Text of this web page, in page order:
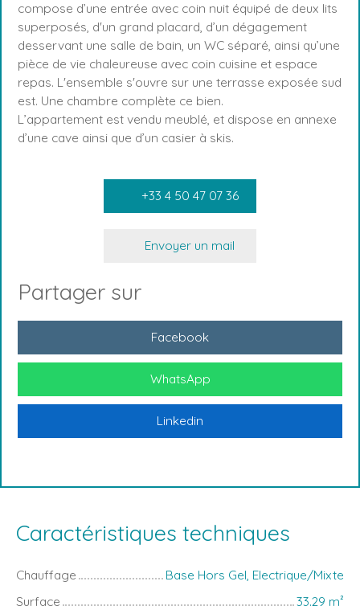
compose d’une entrée avec coin nuit équipé de deux lits
superposés, d'un grand placard, d’un dégagement
desservant une salle de bain, un WC séparé, ainsi qu’une
pièce de vie chaleureuse avec coin cuisine et espace
repas. L'ensemble s'ouvre sur une terrasse exposée sud
est. Une chambre complète ce bien.
L’appartement est vendu meublé, et dispose en annexe
d’une cave ainsi que d’un casier à skis.
+33 4 50 47 07 36
Envoyer un mail
Partager sur
Facebook
WhatsApp
Linkedin
Caractéristiques techniques
Chauffage
Base Hors Gel, Electrique/Mixte
Surface
33.29 m²